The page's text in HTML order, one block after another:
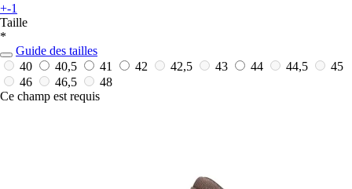
+-1
Taille
*
Guide des tailles
40
40,5 41 42 42,5 43 44 44,5
45
46
46,5
48
Ce champ est requis